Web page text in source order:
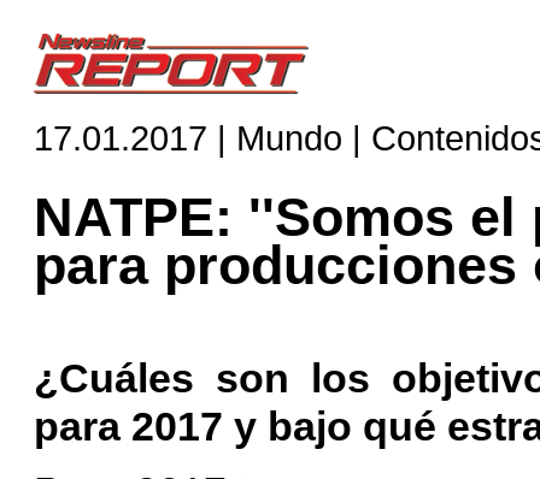
17.01.2017 | Mundo |
NATPE: ''Somos
para
¿Cuáles son los
para 2017 y bajo qué